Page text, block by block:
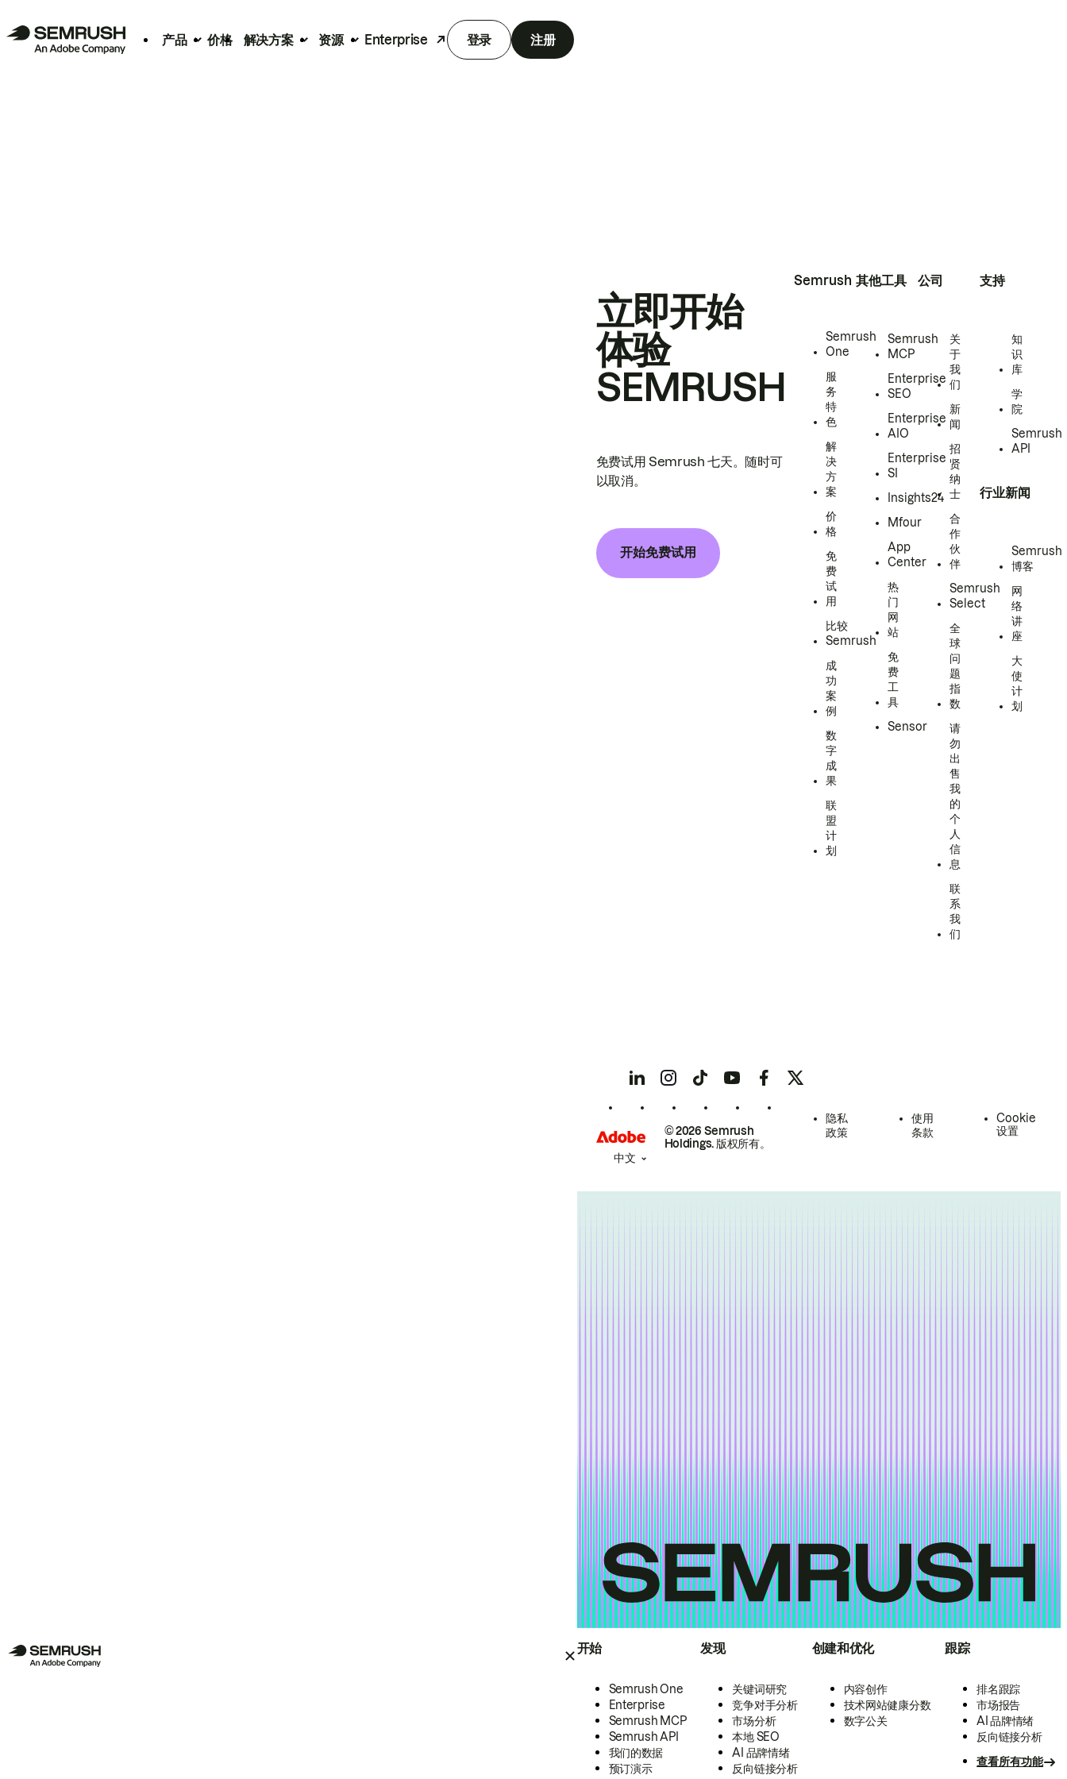
产品 价格 解决方案 资源 Enterprise 登录 注册
开始
Semrush One
Enterprise
Semrush MCP
Semrush API
我们的数据
预订演示
发现
关键词研究
竞争对手分析
市场分析
本地 SEO
AI 品牌情绪
反向链接分析
创建和优化
内容创作
技术网站健康分数
数字公关
跟踪
排名跟踪
市场报告
AI 品牌情绪
反向链接分析
查看所有功能
立即开始
体验
SEMRUSH
免费试用 Semrush 七天。随时可
以取消。
开始免费试用
Semrush
Semrush
One
服
务
特
色
解
决
方
案
价
格
免
费
试
用
比较
Semrush
成
功
案
例
数
字
成
果
联
盟
计
划
其他工具
Semrush
MCP
Enterprise
SEO
Enterprise
AIO
Enterprise
SI
Insights24
Mfour
App
Center
热
门
网
站
免
费
工
具
Sensor
公司
关
于
我
们
新
闻
招
贤
纳
士
合
作
伙
伴
Semrush
Select
全
球
问
题
指
数
请
勿
出
售
我
的
个
人
信
息
联
系
我
们
支持
知
识
库
学
院
Semrush
API
行业新闻
Semrush
博客
网
络
讲
座
大
使
计
划
© 2026 Semrush
Holdings. 版权所有。
隐私
政策
使用
条款
Cookie
设置
中文